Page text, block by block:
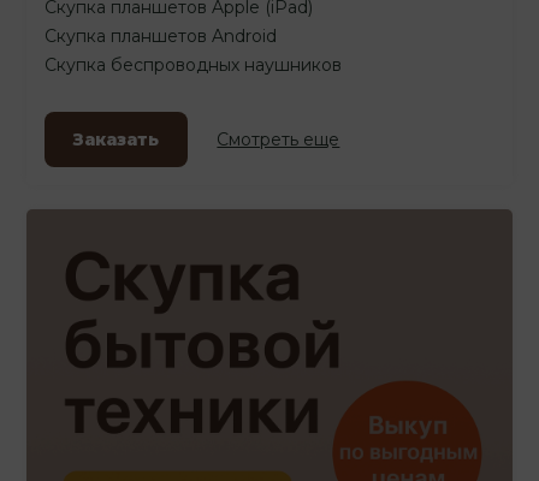
Скупка планшетов Apple (iPad)
Скупка планшетов Android
Скупка беспроводных наушников
Заказать Смотреть еще